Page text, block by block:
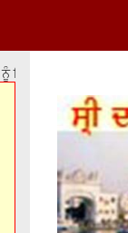
ਬਰਾਬਰ ਨਹੀਂ ਕਰ